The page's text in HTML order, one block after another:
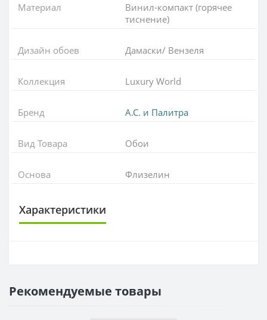
Материал
Винил-компакт (горячее
тиснение)
Дизайн обоев Дамаски/ Вензеля
Коллекция Luxury World
Бренд А.С. и Палитра
Вид Товара Обои
Основа Флизелин
Характеристики
РАППОРТ
Рекомендуемые товары